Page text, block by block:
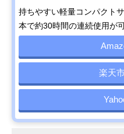
持ちやすい軽量コンパクト
本で約30時間の連続使用が
楽天